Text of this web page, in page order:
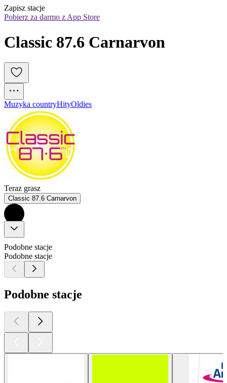
Zapisz stacje
Pobierz za darmo z App Store
Classic 87.6 Carnarvon
Muzyka countryHityOldies
Teraz grasz
Classic 87.6 Carnarvon
Podobne stacje
Podobne stacje
Podobne stacje